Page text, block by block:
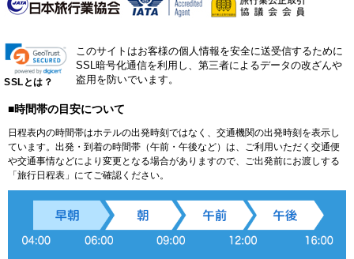
SSLとは？
このサイトはお客様の個人情報を安全に送受信するために
SSL暗号化通信を利用し、第三者によるデータの改ざんや
盗用を防いでいます。
■時間帯の目安について
日程表内の時間帯はホテルの出発時刻ではなく、交通機関の出発時刻を表示し
ています。出発・到着の時間帯（午前・午後など）は、ご利用いただく交通便
や交通事情などにより変更となる場合がありますので、ご出発前にお渡しする
「旅行日程表」にてご確認ください。